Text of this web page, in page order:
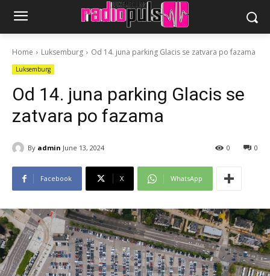
Home Luksemburg Od 14. juna parking Glacis se zatvara po fazama
Luksemburg
Od 14. juna parking Glacis se
zatvara po fazama
By admin June 13, 2024 0
0
Facebook X WhatsApp